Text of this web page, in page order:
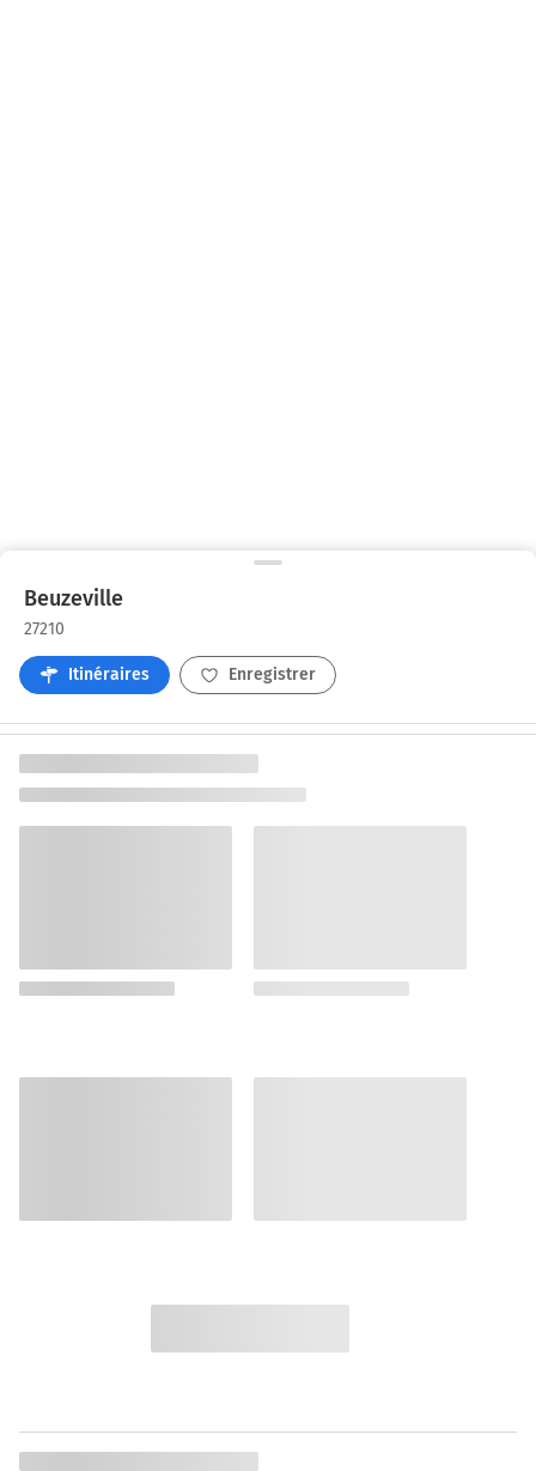
Beuzeville
27210
Itinéraires Enregistrer